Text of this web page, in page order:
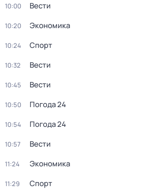
10:00 Вести
10:20 Экономика
10:24 Спорт
10:32 Вести
10:45 Вести
10:50 Погода 24
10:54 Погода 24
10:57 Вести
11:24 Экономика
11:29 Спорт